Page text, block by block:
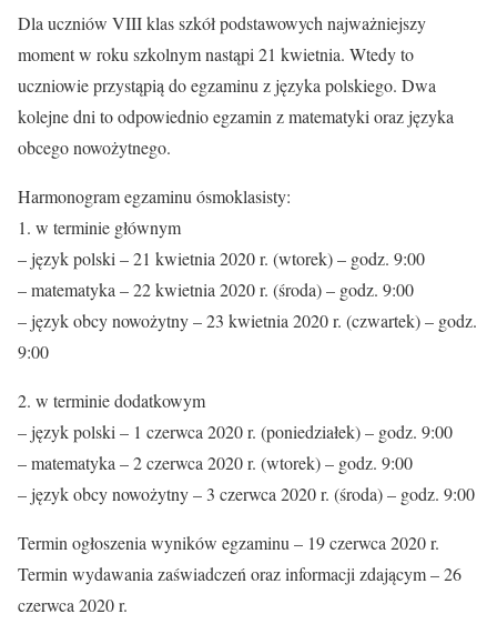
Dla uczniów VIII klas szkół podstawowych najważniejszy
moment w roku szkolnym nastąpi 21 kwietnia. Wtedy to
uczniowie przystąpią do egzaminu z języka polskiego. Dwa
kolejne dni to odpowiednio egzamin z matematyki oraz języka
obcego nowożytnego.
Harmonogram egzaminu ósmoklasisty:
1. w terminie głównym
– język polski – 21 kwietnia 2020 r. (wtorek) – godz. 9:00
– matematyka – 22 kwietnia 2020 r. (środa) – godz. 9:00
– język obcy nowożytny – 23 kwietnia 2020 r. (czwartek) – godz.
9:00
2. w terminie dodatkowym
– język polski – 1 czerwca 2020 r. (poniedziałek) – godz. 9:00
– matematyka – 2 czerwca 2020 r. (wtorek) – godz. 9:00
– język obcy nowożytny – 3 czerwca 2020 r. (środa) – godz. 9:00
Termin ogłoszenia wyników egzaminu – 19 czerwca 2020 r.
Termin wydawania zaświadczeń oraz informacji zdającym – 26
czerwca 2020 r.